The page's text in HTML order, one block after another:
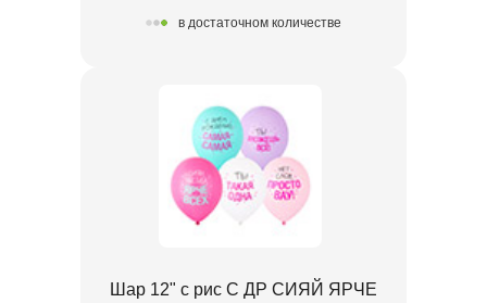
в достаточном количестве
Шар 12" с рис С ДР СИЯЙ ЯРЧЕ